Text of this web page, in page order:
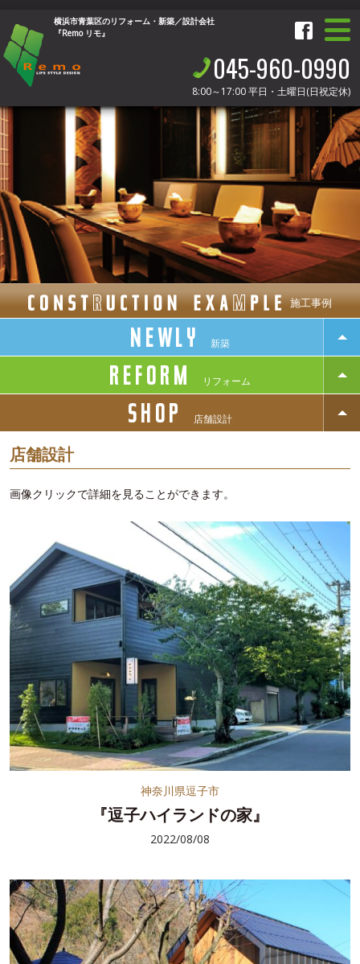
横浜市青葉区のリフォーム・新築／設計会社
『Remo リモ』
045-960-0990
8:00～17:00平日・土曜日(日祝定休)
施工事例
NEWLY 新築
REFORM リフォーム
SHOP 店舗設計
店舗設計
画像クリックで詳細を見ることができます。
神奈川県逗子市
『逗子ハイランドの家』
2022/08/08